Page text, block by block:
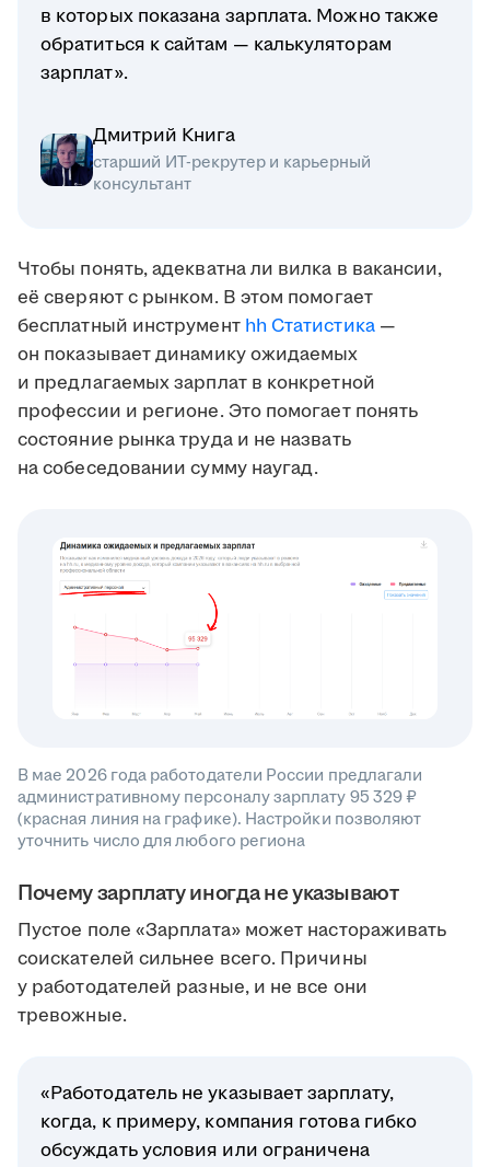
в которых показана зарплата. Можно также
обратиться к сайтам — калькуляторам
зарплат».
Дмитрий Книга
старший ИТ-рекрутер и карьерный
консультант
Чтобы понять, адекватна ли вилка в вакансии,
её сверяют с рынком. В этом помогает
бесплатный инструмент hh Статистика—
он показывает динамику ожидаемых
и предлагаемых зарплат в конкретной
профессии и регионе. Это помогает понять
состояние рынка труда и не назвать
на собеседовании сумму наугад.
В мае 2026 года работодатели России предлагали
административному персоналу зарплату 95 329 ₽
(красная линия на графике). Настройки позволяют
уточнить число для любого региона
Почему зарплату иногда не указывают
Пустое поле «Зарплата» может настораживать
соискателей сильнее всего. Причины
у работодателей разные, и не все они
тревожные.
«Работодатель не указывает зарплату,
когда, к примеру, компания готова гибко
обсуждать условия или ограничена